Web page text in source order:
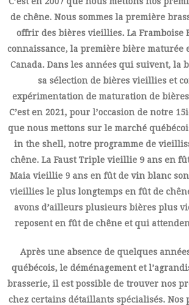
de chêne. Nous sommes la première
offrir des bières vieillies. La Framboise
connaissance, la première bière maturée
Canada. Dans les années qui suivent, la
sa sélection de bières vieillies et
expérimentation de maturation de
C’est en 2021, pour l’occasion de notre
que nous mettons sur le marché
in the shell, notre programme de
chêne. La Faust Triple vieillie 9 ans en
Maia vieillie 9 ans en fût de vin blanc
vieillies le plus longtemps en fût de
avons d’ailleurs plusieurs bières plus
reposent en fût de chêne et qui
Après une absence de quelques
québécois, le déménagement et
brasserie, il est possible de trouver nos
chez certains détaillants spécialisés.